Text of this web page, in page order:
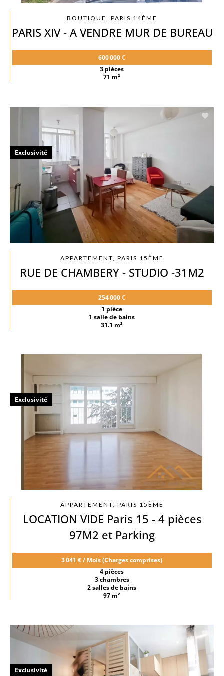
BOUTIQUE, PARIS 14ÈME
PARIS XIV - A VENDRE MUR DE BUREAU
600 000 €
3 pièces
71 m²
APPARTEMENT, PARIS 15ÈME
RUE DE CHAMBERY - STUDIO -31M2
254 000 €
1 pièce
1 salle de bains
31.1 m²
Exclusivité
APPARTEMENT, PARIS 15ÈME
LOCATION VIDE Paris 15 - 4 pièces
97M2 et Parking
3 041 € / Mois (Charges comprises)
4 pièces
3 chambres
2 salles de bains
97 m²
Exclusivité
Exclusivité